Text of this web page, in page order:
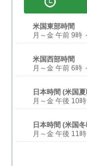
米国東部時間
月～金 午前 9時
米国西部時間
月～金 午前 6時
日本時間 (米国
月～金 午後 10
日本時間 (米国
月～金 午後 11